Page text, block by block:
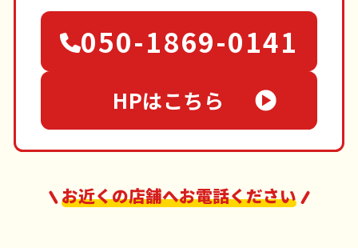
050-1869-0141
HPはこちら
お近くの店舗へお電話ください